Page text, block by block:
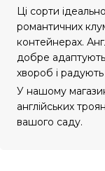
Ці сорти
романтичних
контейнерах.
добре
хвороб і радують
У нашому
англійських
вашого саду.